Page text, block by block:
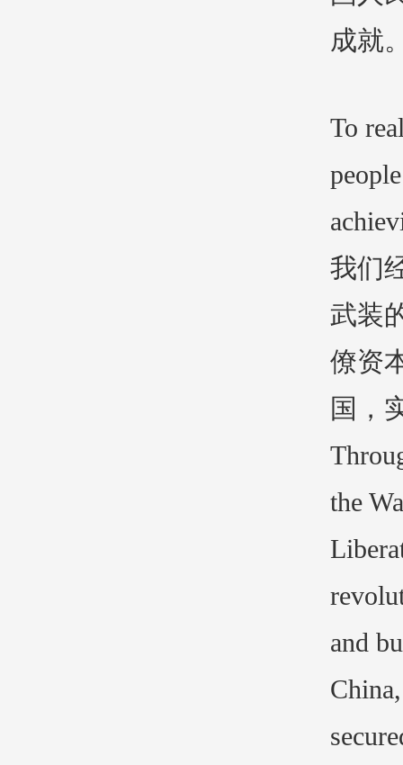
成就
To
我们
武装
僚资
国，
the
and